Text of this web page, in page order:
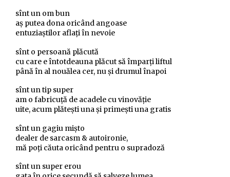
sînt un om bun
aș putea dona oricând angoase
entuziaștilor aflați în nevoie
sînt o persoană plăcută
cu care e întotdeauna plăcut să împarți liftul
până în al nouălea cer, nu și drumul înapoi
sînt un tip super
am o fabricuță de acadele cu vinovăție
uite, acum plătești una și primești una gratis
sînt un gagiu mișto
dealer de sarcasm & autoironie,
mă poți căuta oricând pentru o supradoză
sînt un super erou